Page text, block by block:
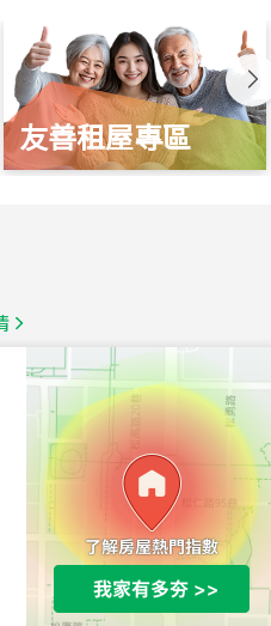
友善租屋專區
1,020萬
總價
490萬
總價
1,808萬